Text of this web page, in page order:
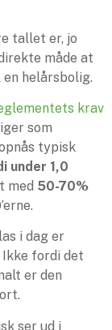
tallet er, jo
måde at
helårsbolig.
krav
som
typisk
under 1,0
med 50-70%
i dag er
fordi det
er den
ser ud i